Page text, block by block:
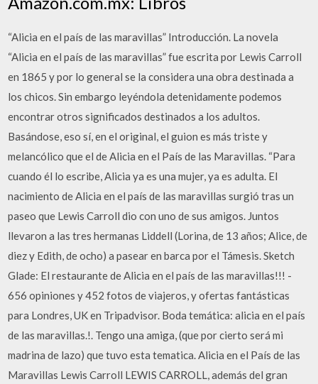
“Alicia en el país de las maravillas” Introducción. La novela
“Alicia en el país de las maravillas” fue escrita por Lewis Carroll
en 1865 y por lo general se la considera una obra destinada a
los chicos. Sin embargo leyéndola detenidamente podemos
encontrar otros significados destinados a los adultos.
Basándose, eso sí, en el original, el guion es más triste y
melancólico que el de Alicia en el País de las Maravillas. “Para
cuando él lo escribe, Alicia ya es una mujer, ya es adulta. El
nacimiento de Alicia en el país de las maravillas surgió tras un
paseo que Lewis Carroll dio con uno de sus amigos. Juntos
llevaron a las tres hermanas Liddell (Lorina, de 13 años; Alice, de
diez y Edith, de ocho) a pasear en barca por el Támesis. Sketch
Glade: El restaurante de Alicia en el país de las maravillas!!! -
656 opiniones y 452 fotos de viajeros, y ofertas fantásticas
para Londres, UK en Tripadvisor. Boda temática: alicia en el país
de las maravillas.!. Tengo una amiga, (que por cierto será mi
madrina de lazo) que tuvo esta tematica. Alicia en el País de las
Maravillas Lewis Carroll LEWIS CARROLL, además del gran